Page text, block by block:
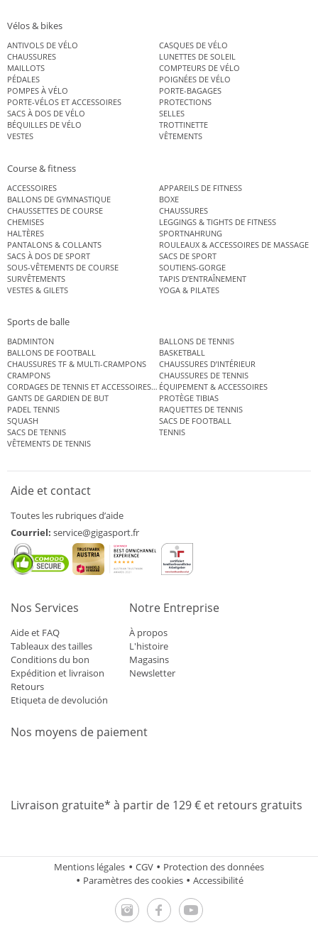
Vélos & bikes
ANTIVOLS DE VÉLO
CASQUES DE VÉLO
CHAUSSURES
LUNETTES DE SOLEIL
MAILLOTS
COMPTEURS DE VÉLO
PÉDALES
POIGNÉES DE VÉLO
POMPES À VÉLO
PORTE-BAGAGES
PORTE-VÉLOS ET ACCESSOIRES
PROTECTIONS
SACS À DOS DE VÉLO
SELLES
BÉQUILLES DE VÉLO
TROTTINETTE
VESTES
VÊTEMENTS
Course & fitness
ACCESSOIRES
APPAREILS DE FITNESS
BALLONS DE GYMNASTIQUE
BOXE
CHAUSSETTES DE COURSE
CHAUSSURES
CHEMISES
LEGGINGS & TIGHTS DE FITNESS
HALTÈRES
SPORTNAHRUNG
PANTALONS & COLLANTS
ROULEAUX & ACCESSOIRES DE MASSAGE
SACS À DOS DE SPORT
SACS DE SPORT
SOUS-VÊTEMENTS DE COURSE
SOUTIENS-GORGE
SURVÊTEMENTS
TAPIS D’ENTRAÎNEMENT
VESTES & GILETS
YOGA & PILATES
Sports de balle
BADMINTON
BALLONS DE TENNIS
BALLONS DE FOOTBALL
BASKETBALL
CHAUSSURES TF & MULTI-CRAMPONS
CHAUSSURES D’INTÉRIEUR
CRAMPONS
CHAUSSURES DE TENNIS
CORDAGES DE TENNIS ET ACCESSOIRES DE TENNISÉQUIPEMENT & ACCESSOIRES
GANTS DE GARDIEN DE BUT
PROTÈGE TIBIAS
PADEL TENNIS
RAQUETTES DE TENNIS
SQUASH
SACS DE FOOTBALL
SACS DE TENNIS
TENNIS
VÊTEMENTS DE TENNIS
Aide et contact
Toutes les rubriques d’aide
Courriel: service@gigasport.fr
Nos Services
Aide et FAQ
Tableaux des tailles
Conditions du bon
Expédition et livraison
Retours
Etiqueta de devolución
Notre Entreprise
À propos
L'histoire
Magasins
Newsletter
Nos moyens de paiement
Livraison gratuite* à partir de 129 € et retours gratuits
Mentions légales CGV
Protection des données
Paramètres des cookies
Accessibilité